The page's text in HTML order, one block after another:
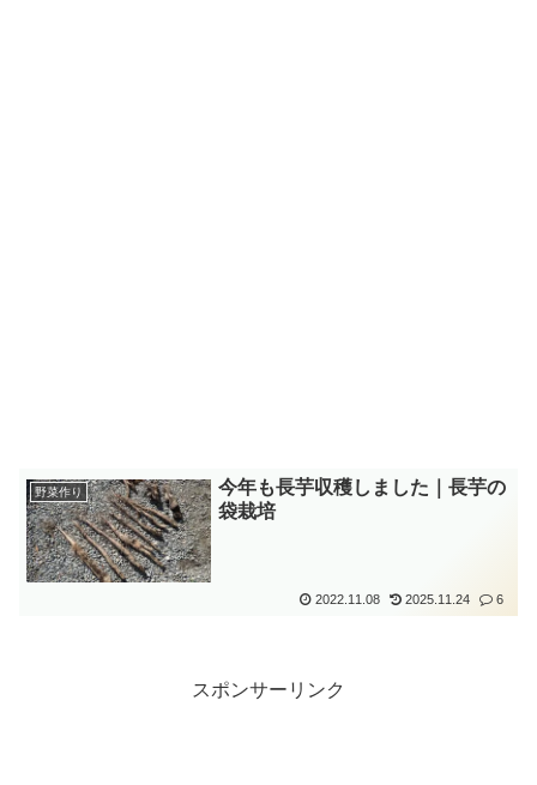
野菜作り
今年も長芋収穫しました｜長芋の
袋栽培
2022.11.08 2025.11.24 6
スポンサーリンク